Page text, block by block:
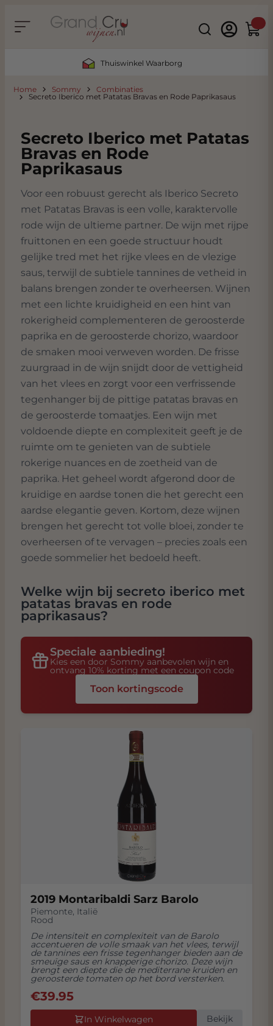
Search
Thuiswinkel Waarborg
Home Sommy
Combinaties
Secreto Iberico met Patatas Bravas en Rode Paprikasaus
Secreto Iberico met Patatas
Bravas en Rode
Paprikasaus
Voor een robuust gerecht als Iberico Secreto
met Patatas Bravas is een volle, karaktervolle
rode wijn de ultieme partner. De wijn met rijpe
fruittonen en een goede structuur houdt
gelijke tred met het rijke vlees en de vlezige
saus, terwijl de subtiele tannines de vetheid in
balans brengen zonder te overheersen. Wijnen
met een lichte kruidigheid en een hint van
rokerigheid complementeren de geroosterde
paprika en de geroosterde chorizo, waardoor
de smaken mooi verweven worden. De frisse
zuurgraad in de wijn snijdt door de vettigheid
van het vlees en zorgt voor een verfrissende
tegenhanger bij de pittige patatas bravas en
de geroosterde tomaatjes. Een wijn met
voldoende diepte en complexiteit geeft je de
ruimte om te genieten van de subtiele
rokerige nuances en de zoetheid van de
paprika. Het geheel wordt afgerond door de
kruidige en aardse tonen die het gerecht een
aardse elegantie geven. Kortom, deze wijnen
brengen het gerecht tot volle bloei, zonder te
overheersen of te vervagen – precies zoals een
goede sommelier het bedoeld heeft.
Welke wijn bij secreto iberico met
patatas bravas en rode
paprikasaus?
Speciale aanbieding!
Kies een door Sommy aanbevolen wijn en
ontvang 10% korting met een coupon code
Toon kortingscode
2019 Montaribaldi Sarz Barolo
Piemonte, Italië
Rood
De intensiteit en complexiteit van de Barolo
accentueren de volle smaak van het vlees, terwijl
de tannines een frisse tegenhanger bieden aan de
smeuïge saus en knapperige chorizo. Deze wijn
brengt een diepte die de mediterrane kruiden en
geroosterde tomaten op het bord versterken.
€39.95
In Winkelwagen Bekijk